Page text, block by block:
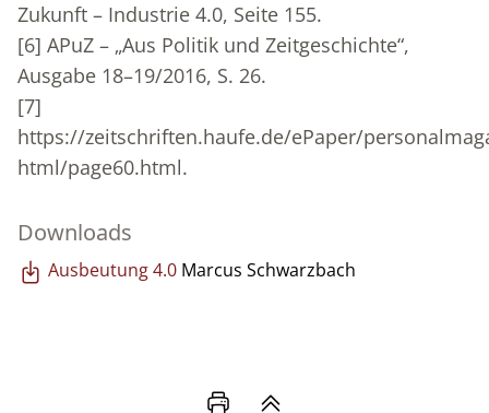
Zukunft – Industrie 4.0, Seite 155.
[6] APuZ – „Aus Politik und Zeitgeschichte“,
Ausgabe 18–19/2016, S. 26.
[7]
https://zeitschriften.haufe.de/ePaper/
html/page60.html.
Downloads
Ausbeutung 4.0 Marcus Schwarzbach